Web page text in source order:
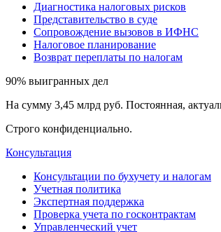
Диагностика налоговых рисков
Представительство в суде
Сопровождение вызовов в ИФНС
Налоговое планирование
Возврат переплаты по налогам
90% выигранных дел
На сумму 3,45 млрд руб. Постоянная,
Строго конфиденциально.
Консультация
Консультации по бухучету и налогам
Учетная политика
Экспертная поддержка
Проверка учета по госконтрактам
Управленческий учет